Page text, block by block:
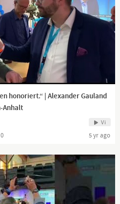
honoriert.“ | Alexander Gauland
Anhalt
Vi
0 5 yr ago